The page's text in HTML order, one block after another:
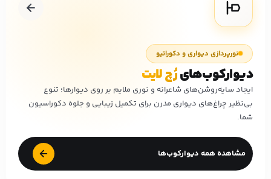
نورپردازی دیواری و دکوراتیو
دیوارکوب‌هایرُچ لایت
ایجاد سایه‌روشن‌های شاعرانه و نوری ملایم بر روی دیوارها؛ تنوع
بی‌نظیر چراغ‌های دیواری مدرن برای تکمیل زیبایی و جلوه دکوراسیون
شما.
مشاهده همه دیوارکوب‌ها